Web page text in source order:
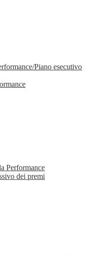
Piano esecutivo
Performance
dei premi